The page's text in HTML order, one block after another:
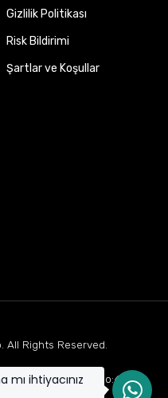
Gizlilik Politikası
Risk Bildirimi
Şartlar ve Koşullar
. All Rights Reserved.
Cd Mukaddes Apt No:63 D:1,
mı ihtiyacınız